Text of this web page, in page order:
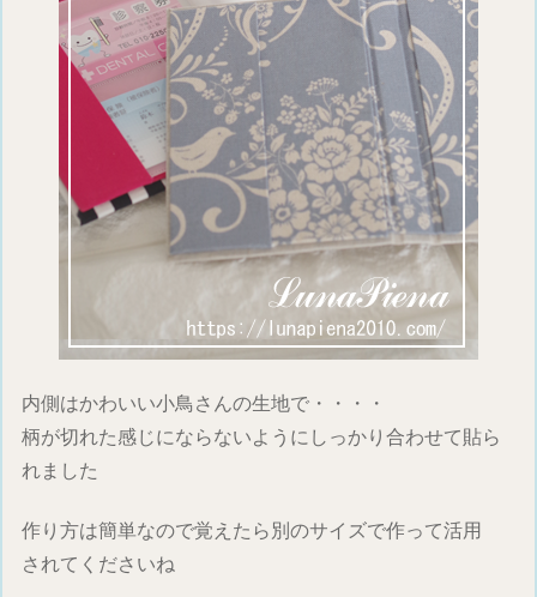
内側はかわいい小鳥さんの生地で・・・・
柄が切れた感じにならないようにしっかり合わせて貼ら
れました
作り方は簡単なので覚えたら別のサイズで作って活用
されてくださいね